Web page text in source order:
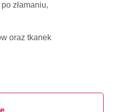
złamaniu,
oraz tkanek